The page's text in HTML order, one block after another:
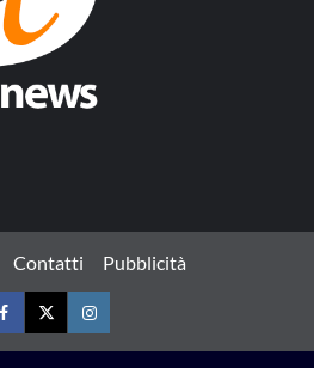
Contatti Pubblicità
FacebookTwitterInstagram